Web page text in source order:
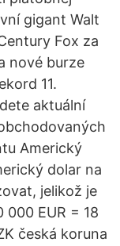
gigant Walt
Fox za
nové burze
11.
aktuální
Americký
dolar na
jelikož je
000 EUR = 18
česká koruna